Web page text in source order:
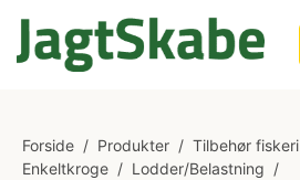
Forside / Produkter / Tilbehør fiskeri
Enkeltkroge / Lodder/Belastning /